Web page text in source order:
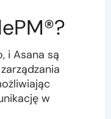
i Asana są
w